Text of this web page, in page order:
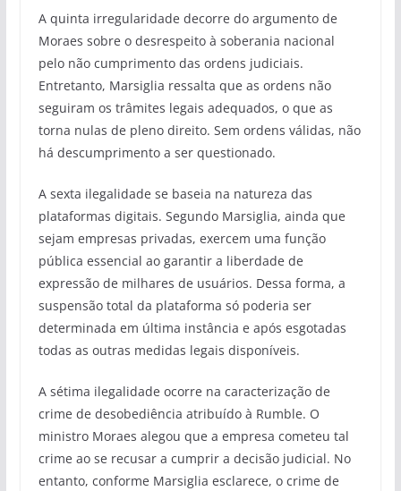
A quinta irregularidade decorre do argumento de
Moraes sobre o desrespeito à soberania nacional
pelo não cumprimento das ordens judiciais.
Entretanto, Marsiglia ressalta que as ordens não
seguiram os trâmites legais adequados, o que as
torna nulas de pleno direito. Sem ordens válidas, não
há descumprimento a ser questionado.
A sexta ilegalidade se baseia na natureza das
plataformas digitais. Segundo Marsiglia, ainda que
sejam empresas privadas, exercem uma função
pública essencial ao garantir a liberdade de
expressão de milhares de usuários. Dessa forma, a
suspensão total da plataforma só poderia ser
determinada em última instância e após esgotadas
todas as outras medidas legais disponíveis.
A sétima ilegalidade ocorre na caracterização de
crime de desobediência atribuído à Rumble. O
ministro Moraes alegou que a empresa cometeu tal
crime ao se recusar a cumprir a decisão judicial. No
entanto, conforme Marsiglia esclarece, o crime de